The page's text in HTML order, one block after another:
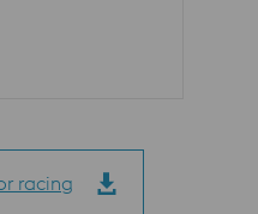
racing